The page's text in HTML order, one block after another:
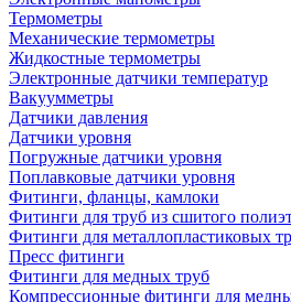
Термометры
Механические термометры
Жидкостные термометры
Электронные датчики температур
Вакуумметры
Датчики давления
Датчики уровня
Погружные датчики уровня
Поплавковые датчики уровня
Фитинги, фланцы, камлоки
Фитинги для труб из сшитого
Фитинги для металлопластиковых
Пресс фитинги
Фитинги для медных труб
Компрессионные фитинги для